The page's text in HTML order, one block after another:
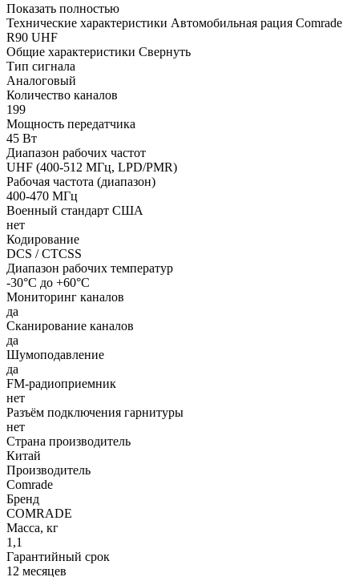
Показать полностью
Технические характеристики Автомобильная рация Comrade
R90 UHF
Общие характеристики Свернуть
Тип сигнала
Аналоговый
Количество каналов
199
Мощность передатчика
45 Вт
Диапазон рабочих частот
UHF (400-512 МГц, LPD/PMR)
Рабочая частота (диапазон)
400-470 МГц
Военный стандарт США
нет
Кодирование
DCS / CTCSS
Диапазон рабочих температур
-30°С до +60°С
Мониторинг каналов
да
Сканирование каналов
да
Шумоподавление
да
FM-радиоприемник
нет
Разъём подключения гарнитуры
нет
Страна производитель
Китай
Производитель
Comrade
Бренд
COMRADE
Масса, кг
1,1
Гарантийный срок
12 месяцев